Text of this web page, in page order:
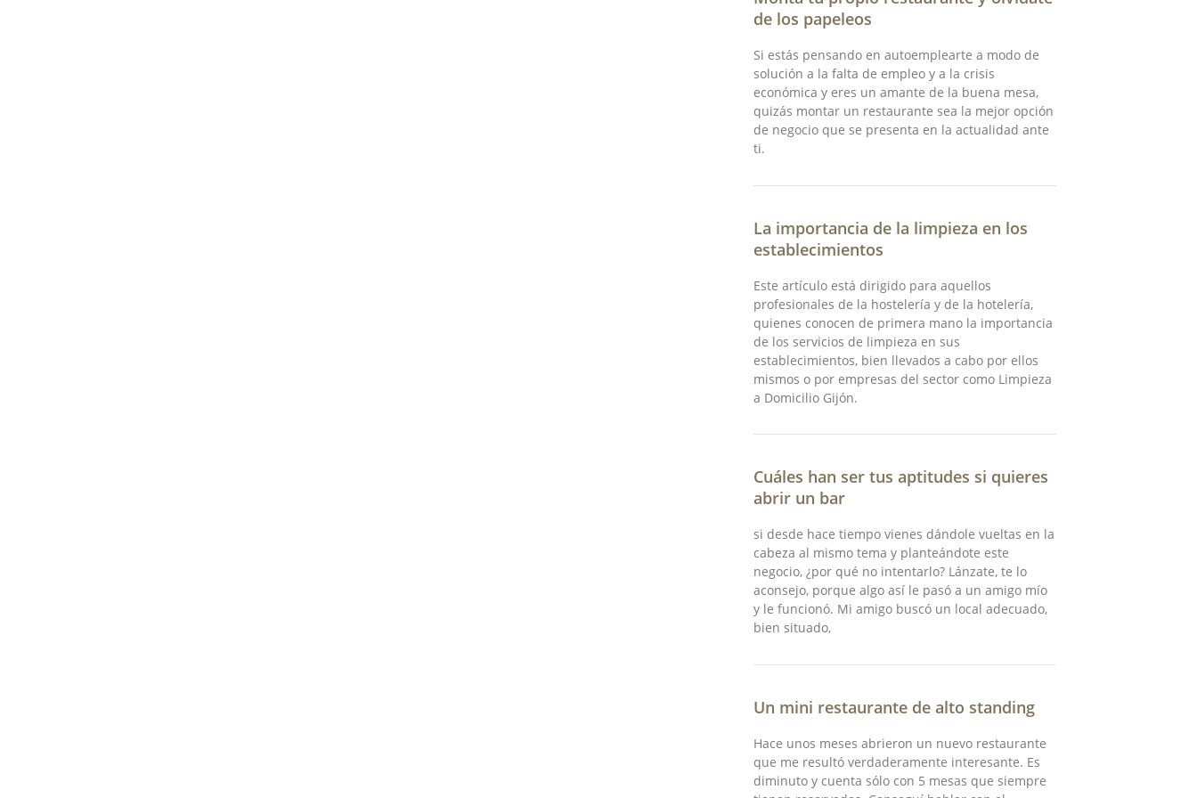
de los papeleos
Si estás pensando en autoemplearte a modo de
solución a la falta de empleo y a la crisis
económica y eres un amante de la buena mesa,
quizás montar un restaurante sea la mejor opción
de negocio que se presenta en la actualidad ante
ti.
La importancia de la limpieza en los
establecimientos
Este artículo está dirigido para aquellos
profesionales de la hostelería y de la hotelería,
quienes conocen de primera mano la importancia
de los servicios de limpieza en sus
establecimientos, bien llevados a cabo por ellos
mismos o por empresas del sector como Limpieza
a Domicilio Gijón.
Cuáles han ser tus aptitudes si quieres
abrir un bar
si desde hace tiempo vienes dándole vueltas en la
cabeza al mismo tema y planteándote este
negocio, ¿por qué no intentarlo? Lánzate, te lo
aconsejo, porque algo así le pasó a un amigo mío
y le funcionó. Mi amigo buscó un local adecuado,
bien situado,
Un mini restaurante de alto standing
Hace unos meses abrieron un nuevo restaurante
que me resultó verdaderamente interesante. Es
diminuto y cuenta sólo con 5 mesas que siempre